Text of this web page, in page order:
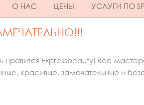
О НАС ЦЕНЫ УСЛУГИ ПО
нравится Expressbeauty! Все
красивые, замечательные и